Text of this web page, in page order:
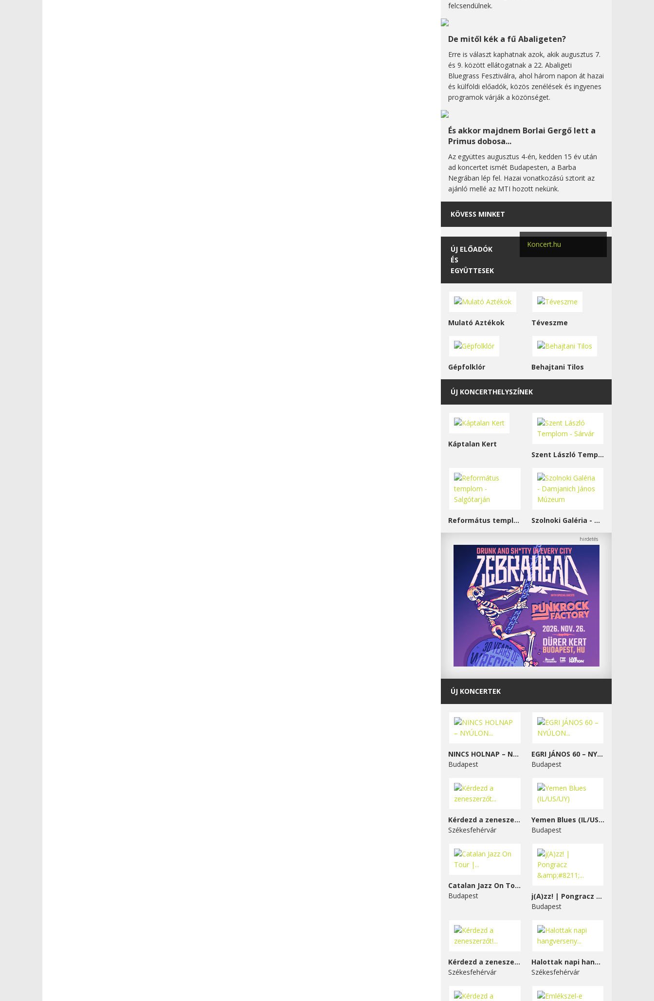
felcsendülnek.
De mitől kék a fű Abaligeten?
Erre is választ kaphatnak azok, akik augusztus 7.
és 9. között ellátogatnak a 22. Abaligeti
Bluegrass Fesztiválra, ahol három napon át hazai
és külföldi előadók, közös zenélések és ingyenes
programok várják a közönséget.
És akkor majdnem Borlai Gergő lett a
Primus dobosa...
Az együttes augusztus 4-én, kedden 15 év után
ad koncertet ismét Budapesten, a Barba
Negrában lép fel. Hazai vonatkozású sztorit az
ajánló mellé az MTI hozott nekünk.
KÖVESS MINKET
Koncert.hu
ÚJ ELŐADÓK
ÉS
EGYÜTTESEK
Mulató Aztékok Téveszme
Gépfolklór Behajtani Tilos
ÚJ KONCERTHELYSZÍNEK
Káptalan Kert
Szent László Templom - Sárvár
Református templom - Salgótarján Szolnoki Galéria - Damjanich János Múzeum
ÚJ KONCERTEK
NINCS HOLNAP – NYÚLON...
Budapest
EGRI JÁNOS 60 – NYÚLON...
Budapest
Kérdezd a zeneszerzőt...
Székesfehérvár
Yemen Blues (IL/US/UY)
Budapest
Catalan Jazz On Tour |...
Budapest
j(A)zz! | Pongracz &#8211;...
Budapest
Kérdezd a zeneszerzőt!...
Székesfehérvár
Halottak napi hangverseny...
Székesfehérvár